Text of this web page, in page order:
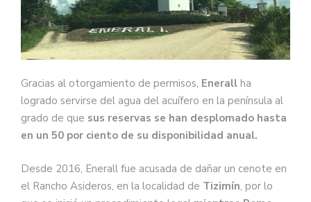
Gracias al otorgamiento de permisos, Enerall ha
logrado servirse del agua del acuífero en la península al
grado de que sus reservas se han desplomado hasta
en un 50 por ciento de su disponibilidad anual.
Desde 2016, Enerall fue acusada de dañar un cenote en
el Rancho Asideros, en la localidad de Tizimín, por lo